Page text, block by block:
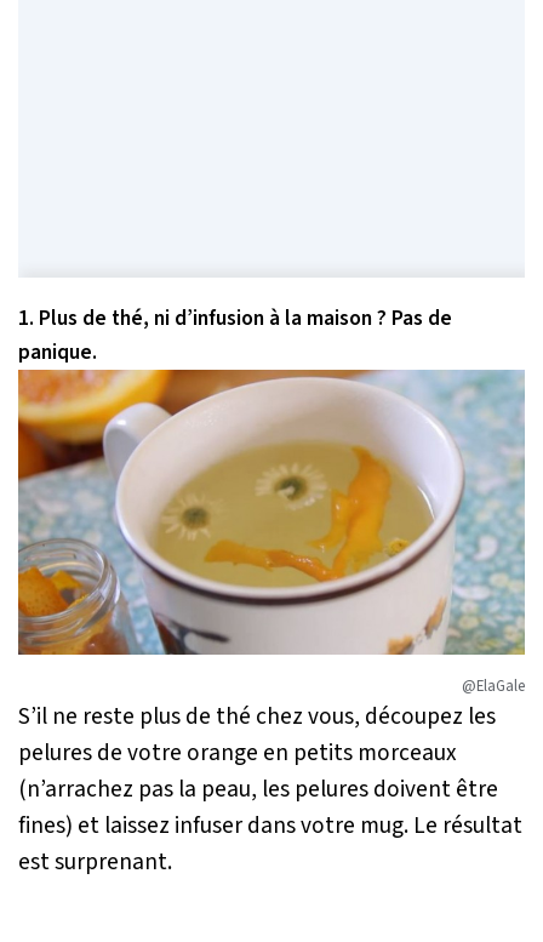
1. Plus de thé, ni d’infusion à la maison ? Pas de
panique.
@ElaGale
S’il ne reste plus de thé chez vous, découpez les
pelures de votre orange en petits morceaux
(n’arrachez pas la peau, les pelures doivent être
fines) et laissez infuser dans votre mug. Le résultat
est surprenant.